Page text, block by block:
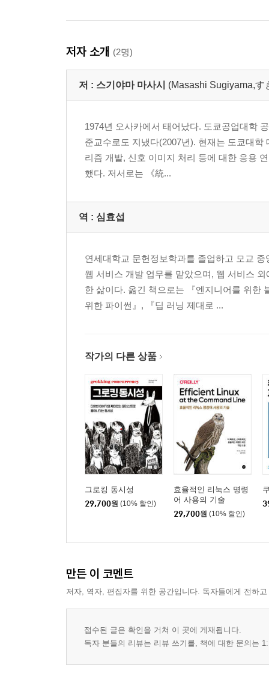
저자 소개 (2명)
저 : 스기야마 마사시 (Masashi Sugiyama,す
1974년 오사카에서 태어났다. 도쿄공업대학
준교수로도 지냈다(2007년). 현재는 도쿄대
리즘 개발, 신호 이미지 처리 등에 대한 응용
했다. 저서로는 《統...
역 : 심효섭
연세대학교 문헌정보학과를 졸업하고 모교
웹 서비스 개발 업무를 맡았으며, 웹 서비스
한 삶이다. 옮긴 책으로는 『엔지니어를 위한
위한 파이썬』, 『딥 러닝 제대로 ...
작가의 다른 상품
그로킹 동시성
29,700원 (10% 할인)
효율적인 리눅스 명령
어 사용의 기술
29,700원 (10% 할인)
만든 이 코멘트
저자, 역자, 편집자를 위한 공간입니다. 독자들에게 전하
접수된 글은 확인을 거쳐 이 곳에 게재됩니다.
독자 분들의 리뷰는 리뷰 쓰기를, 책에 대한 문의는